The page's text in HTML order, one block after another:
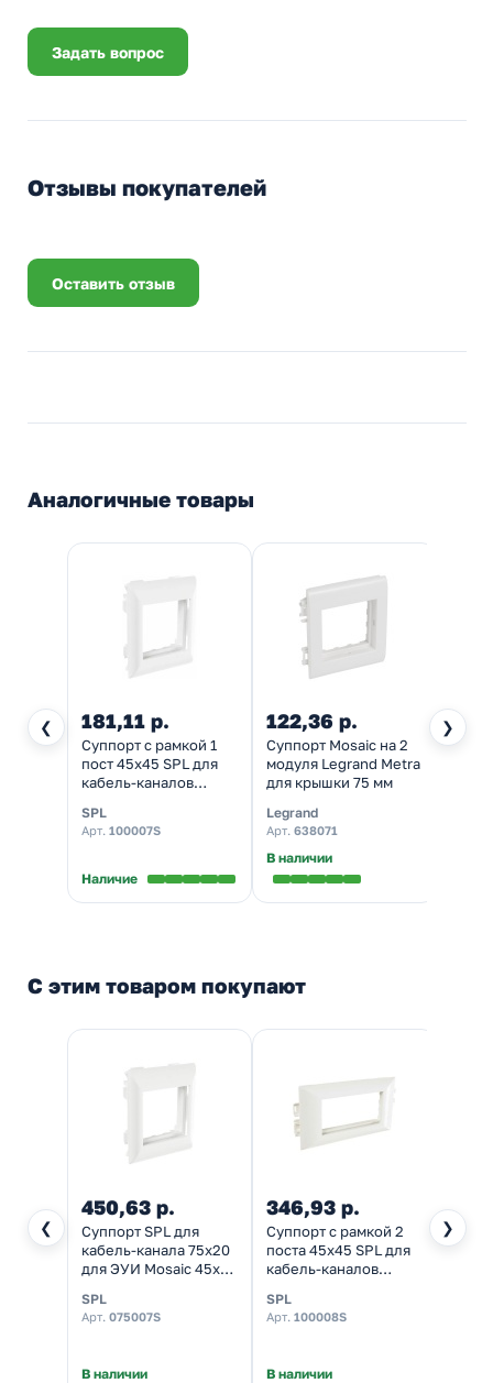
Задать вопрос
Отзывы покупателей
Оставить отзыв
Аналогичные товары
❮ ❯
181,11 р.
Суппорт с рамкой 1
пост 45х45 SPL для
кабель-каналов
(аналог 638002)
SPL
Арт. 100007S
Наличие
122,36 р.
Суппорт Mosaic на 2
модуля Legrand Metra
для крышки 75 мм
Legrand
Арт. 638071
В наличии
С этим товаром покупают
❮ ❯
450,63 р.
Суппорт SPL для
кабель-канала 75х20
для ЭУИ Mosaic 45х45
(030378)
SPL
Арт. 075007S
В наличии
346,93 р.
Суппорт с рамкой 2
поста 45х45 SPL для
кабель-каналов
(аналог 638003)
SPL
Арт. 100008S
В наличии